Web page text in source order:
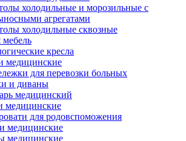
холодильные и морозильные с
агрегатами
холодильные сквозные
кресла
медицинские
для перевозки больных
и диваны
медицинский
медицинские
для родовспоможения
медицинские
медицинские